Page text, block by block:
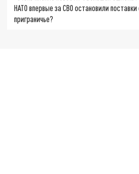
НАТО впервые за СВО остановили
приграничье?